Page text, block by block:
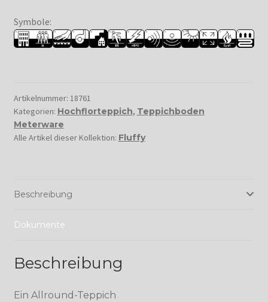
Symbole:
Artikelnummer: 18761
Kategorien: Hochflorteppich, Teppichboden
Meterware
Alle Artikel dieser Kollektion: Fluffy
Beschreibung
Dokumente
Beschreibung
Ein Allround-Teppich